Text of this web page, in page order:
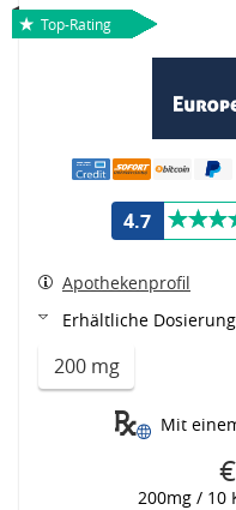
Top-Rating
4.7
Apothekenprofil
Erhältliche
200 mg
Mit
200mg / 10